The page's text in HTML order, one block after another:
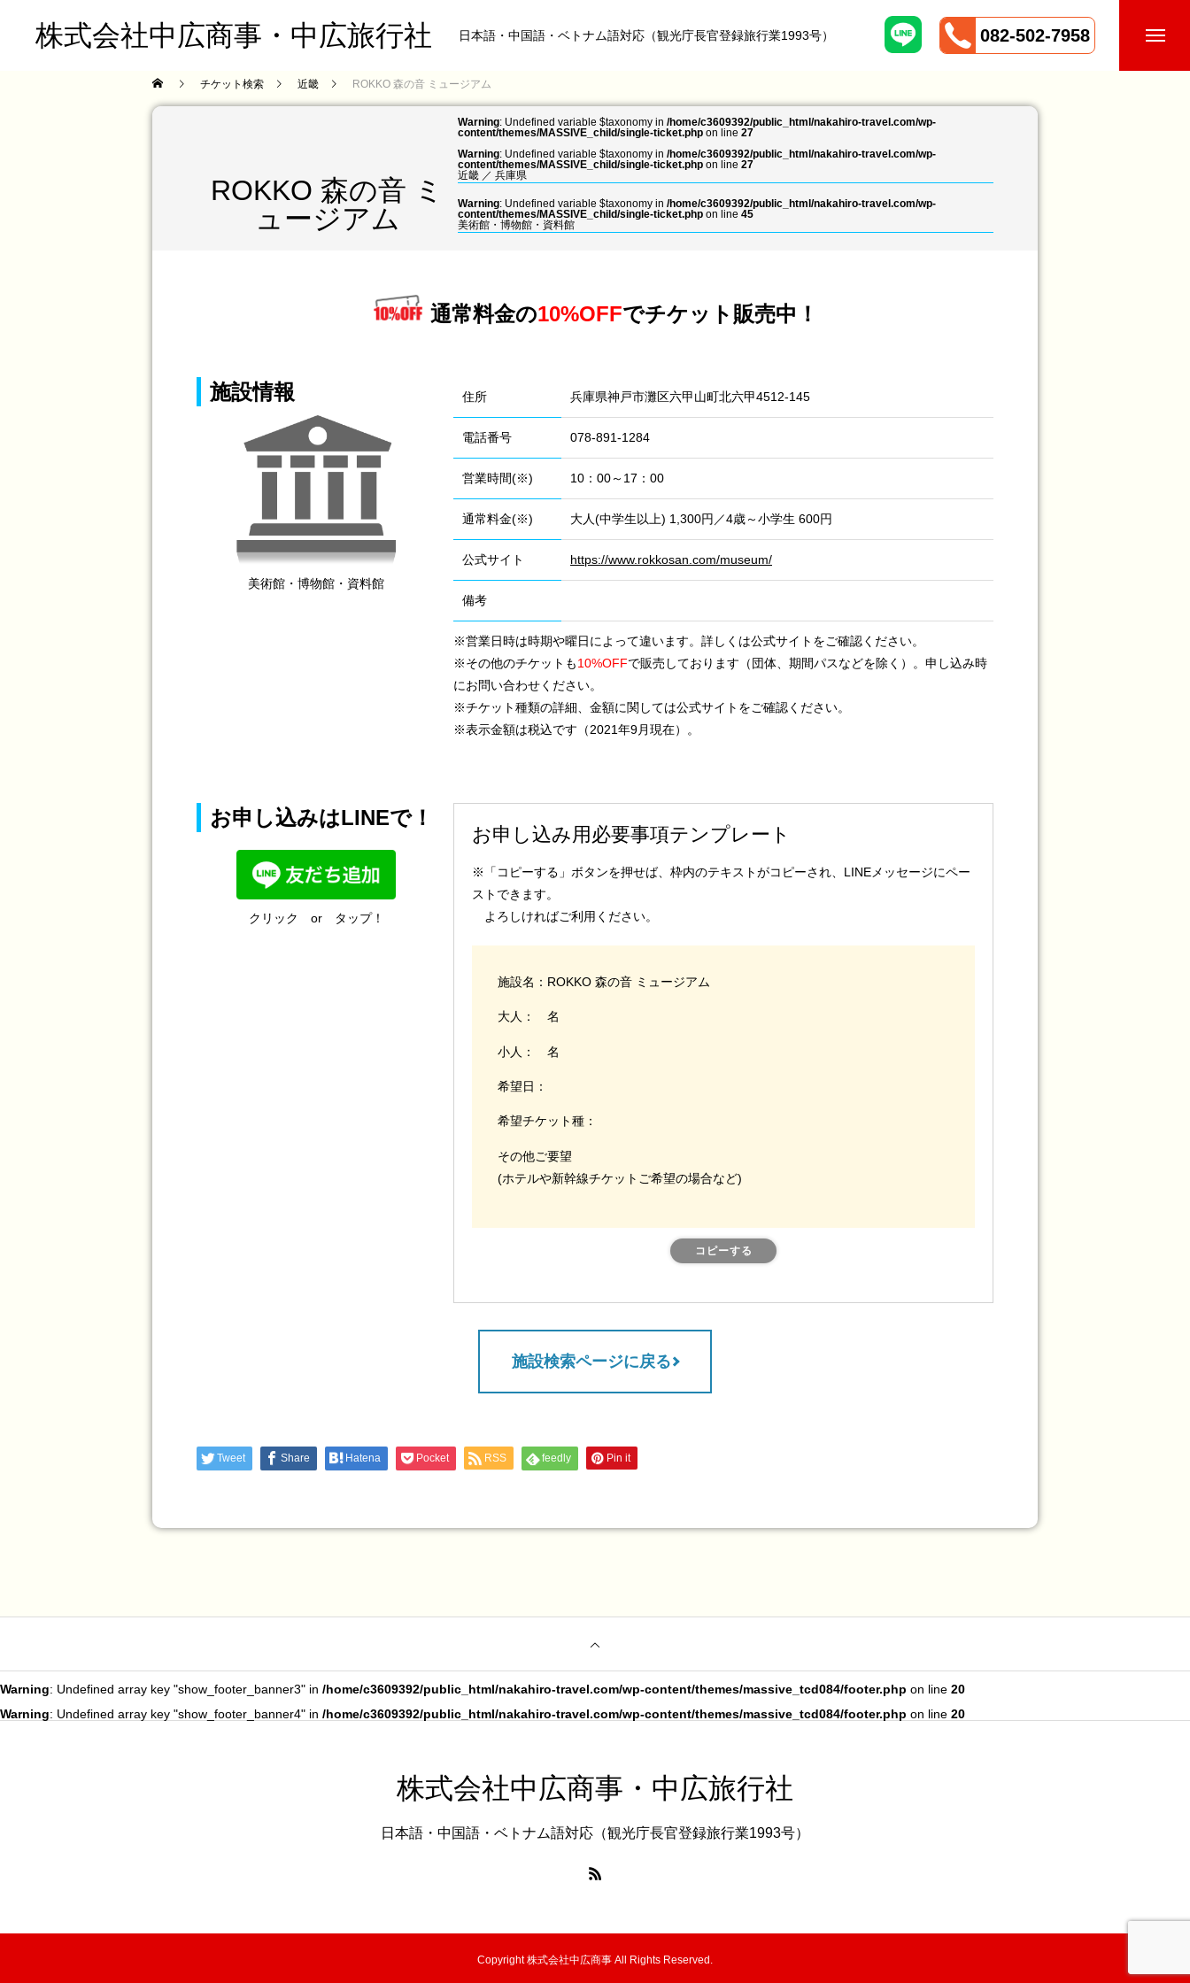
株式会社中広商事・中広旅行社 日本語・中国語・ベトナム語対応（観光庁長官登録旅行業1993号） 082-502-7958
チケット検索 近畿 ROKKO 森の音 ミュージアム
ROKKO 森の音 ミ
ュージアム
Warning: Undefined variable $taxonomy in/home/c3609392/public_html/nakahiro-travel.com/wp-
content/themes/MASSIVE_child/single-ticket.php on line27
Warning: Undefined variable $taxonomy in/home/c3609392/public_html/nakahiro-travel.com/wp-
content/themes/MASSIVE_child/single-ticket.php on line27
近畿 ／兵庫県
Warning: Undefined variable $taxonomy in/home/c3609392/public_html/nakahiro-travel.com/wp-
content/themes/MASSIVE_child/single-ticket.php on line45
美術館・博物館・資料館
通常料金の10%OFFでチケット販売中！
施設情報
美術館・博物館・資料館
住所 兵庫県神戸市灘区六甲山町北六甲4512-145
電話番号 078-891-1284
営業時間(※) 10：00～17：00
通常料金(※) 大人(中学生以上) 1,300円／4歳～小学生 600円
公式サイト https://www.rokkosan.com/museum/
備考
※営業日時は時期や曜日によって違います。詳しくは公式サイトをご確認ください。
※その他のチケットも10%OFFで販売しております（団体、期間パスなどを除く）。申し込み時
にお問い合わせください。
※チケット種類の詳細、金額に関しては公式サイトをご確認ください。
※表示金額は税込です（2021年9月現在）。
お申し込みはLINEで！
クリック or タップ！
お申し込み用必要事項テンプレート
※「コピーする」ボタンを押せば、枠内のテキストがコピーされ、LINEメッセージにペー
ストできます。
よろしければご利用ください。
施設名：ROKKO 森の音 ミュージアム
大人： 名
小人： 名
希望日：
希望チケット種：
その他ご要望
(ホテルや新幹線チケットご希望の場合など)
コピーする
施設検索ページに戻る
Tweet Share Hatena Pocket RSS feedly Pin it
Warning: Undefined array key "show_footer_banner3" in /home/c3609392/public_html/nakahiro-travel.com/wp-content/themes/massive_tcd084/footer.php on line 20
Warning: Undefined array key "show_footer_banner4" in /home/c3609392/public_html/nakahiro-travel.com/wp-content/themes/massive_tcd084/footer.php on line 20
株式会社中広商事・中広旅行社
日本語・中国語・ベトナム語対応（観光庁長官登録旅行業1993号）
Copyright 株式会社中広商事 All Rights Reserved.